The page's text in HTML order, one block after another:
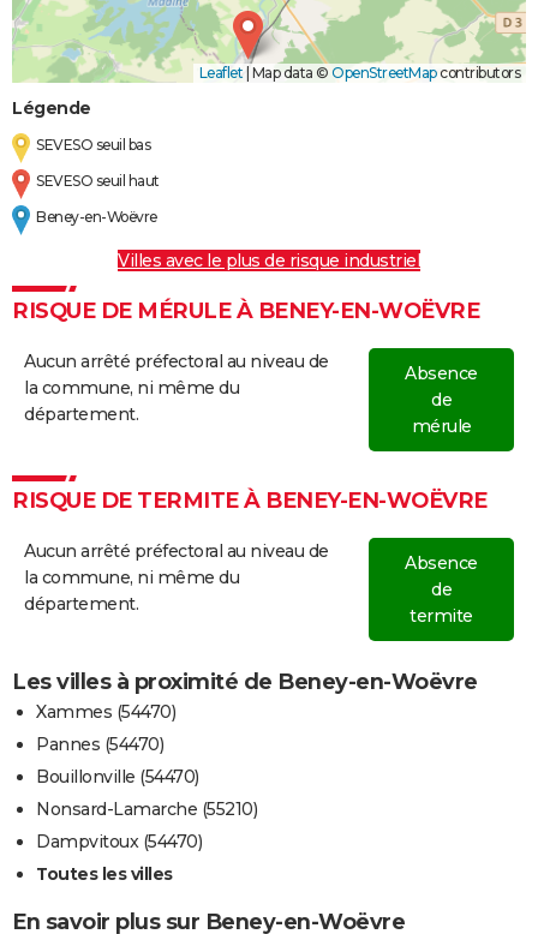
Leaflet Map data © OpenStreetMapcontributors
Légende
SEVESO seuil bas
SEVESO seuil haut
Beney-en-Woëvre
Villes avec le plus de risque industriel
RISQUE DE MÉRULE À BENEY-EN-WOËVRE
Aucun arrêté préfectoral au niveau de
la commune, ni même du
département.
Absence
de
mérule
RISQUE DE TERMITE À BENEY-EN-WOËVRE
Aucun arrêté préfectoral au niveau de
la commune, ni même du
département.
Absence
de
termite
Les villes à proximité de Beney-en-Woëvre
Xammes (54470)
Pannes (54470)
Bouillonville (54470)
Nonsard-Lamarche (55210)
Dampvitoux (54470)
Toutes les villes
En savoir plus sur Beney-en-Woëvre